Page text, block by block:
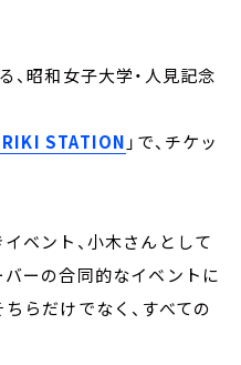
、昭和女子大学・人見記念
STATION 」で、チケッ
ベント、小木さんとして
バーの合同的なイベントに
らだけでなく、すべての